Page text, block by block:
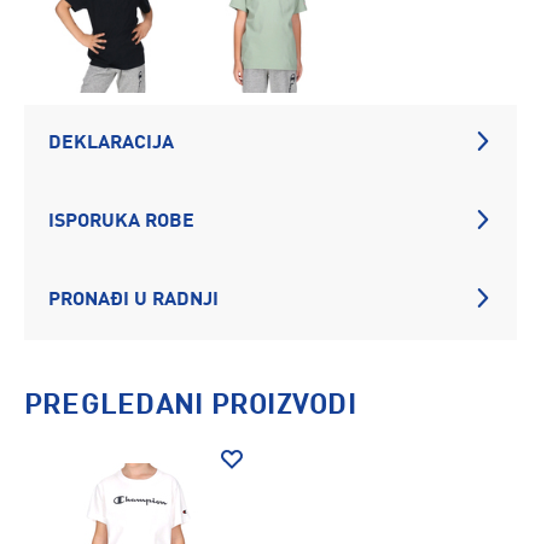
DEKLARACIJA
ISPORUKA ROBE
PRONAĐI U RADNJI
PREGLEDANI PROIZVODI